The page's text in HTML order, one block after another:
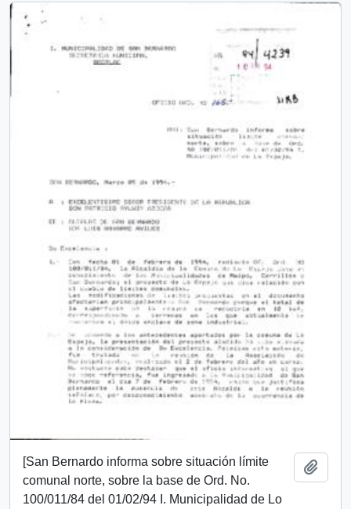
[San Bernardo informa sobre situación límite
comunal norte, sobre la base de Ord. No.
100/011/84 del 01/02/94 I. Municipalidad de Lo